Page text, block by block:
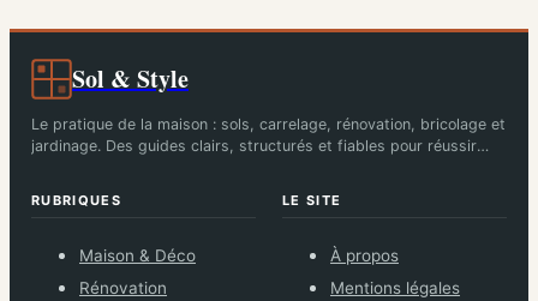
Sol & Style
Le pratique de la maison : sols, carrelage, rénovation, bricolage et
jardinage. Des guides clairs, structurés et fiables pour réussir
RUBRIQUES
Maison & Déco
Rénovation
LE SITE
À propos
Mentions légales